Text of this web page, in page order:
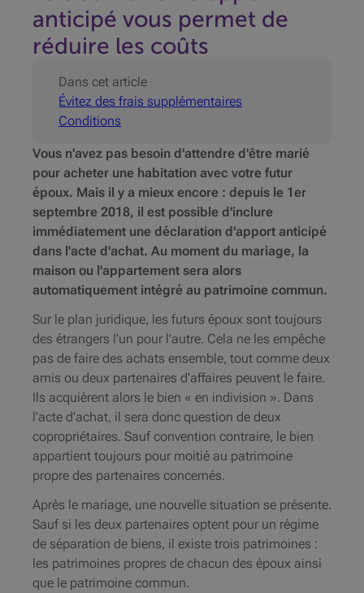
anticipé vous permet de
réduire les coûts
Dans cet article
Évitez des frais supplémentaires
Conditions
Vous n'avez pas besoin d'attendre d'être marié
pour acheter une habitation avec votre futur
époux. Mais il y a mieux encore : depuis le 1er
septembre 2018, il est possible d'inclure
immédiatement une déclaration d'apport anticipé
dans l'acte d'achat. Au moment du mariage, la
maison ou l'appartement sera alors
automatiquement intégré au patrimoine commun.
Sur le plan juridique, les futurs époux sont toujours
des étrangers l'un pour l'autre. Cela ne les empêche
pas de faire des achats ensemble, tout comme deux
amis ou deux partenaires d'affaires peuvent le faire.
Ils acquièrent alors le bien « en indivision ». Dans
l'acte d'achat, il sera donc question de deux
copropriétaires. Sauf convention contraire, le bien
appartient toujours pour moitié au patrimoine
propre des partenaires concernés.
Après le mariage, une nouvelle situation se présente.
Sauf si les deux partenaires optent pour un régime
de séparation de biens, il existe trois patrimoines :
les patrimoines propres de chacun des époux ainsi
que le patrimoine commun.